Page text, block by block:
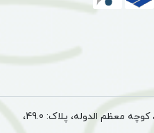
تهران، محله: بازار، کوچه آهنگران، کوچه معظم الدوله، پلاک: 49.0،